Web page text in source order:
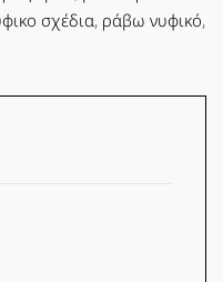
σχέδια, ράβω νυφικό,